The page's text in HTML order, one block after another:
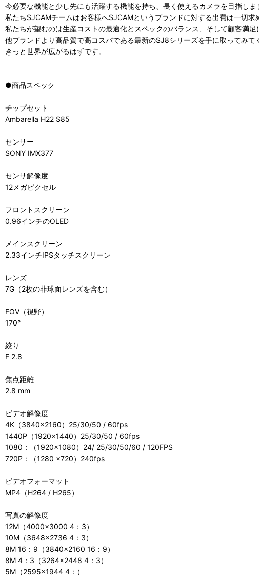
今必要な機能と少し先にも活躍する機能を持ち、長く使えるカメラを目指しま
私たちSJCAMチームはお客様へSJCAMというブランドに対する出費は一切求
私たちが望むのは生産コストの最適化とスペックのバランス、そして顧客満足
他ブランドより高品質で高コスパである最新のSJ8シリーズを手に取ってみて
きっと世界が広がるはずです。
●商品スペック
チップセット
Ambarella H22 S85
センサー
SONY IMX377
センサ解像度
12メガピクセル
フロントスクリーン
0.96インチのOLED
メインスクリーン
2.33インチIPSタッチスクリーン
レンズ
7G（2枚の非球面レンズを含む）
FOV（視野）
170°
絞り
F 2.8
焦点距離
2.8 mm
ビデオ解像度
4K（3840×2160）25/30/50 / 60fps
1440P（1920×1440）25/30/50 / 60fps
1080：（1920×1080）24/ 25/30/50/60 / 120FPS
720P：（1280 ×720）240fps
ビデオフォーマット
MP4（H264 / H265）
写真の解像度
12M（4000×3000 4：3）
10M（3648×2736 4：3）
8M 16：9（3840×2160 16：9）
8M 4：3（3264×2448 4：3）
5M（2595×1944 4：）